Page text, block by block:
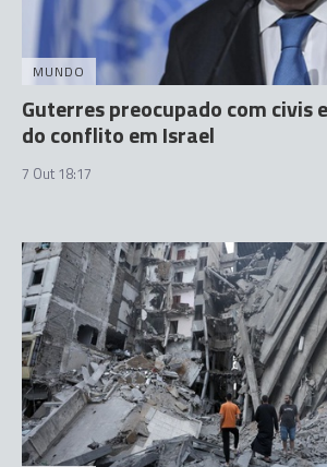
MUNDO
Guterres preocupado com civis
do conflito em Israel
7 Out 18:17